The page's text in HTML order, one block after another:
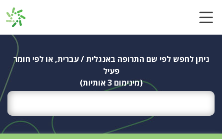
ניתן לחפש לפי שם התרופה באנגלית / עברית, או לפי חומר
פעיל
(מינימום 3 אותיות)